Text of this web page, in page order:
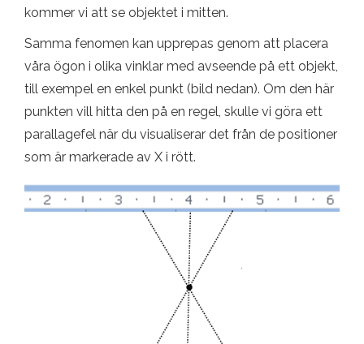
kommer vi att se objektet i mitten.
Samma fenomen kan upprepas genom att placera
våra ögon i olika vinklar med avseende på ett objekt,
till exempel en enkel punkt (bild nedan). Om den här
punkten vill hitta den på en regel, skulle vi göra ett
parallagefel när du visualiserar det från de positioner
som är markerade av X i rött.